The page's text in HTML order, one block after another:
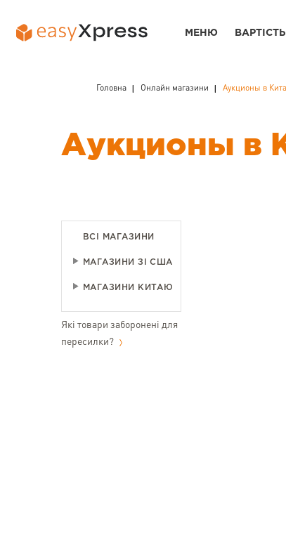
Аукционы в
Головна Онлайн магазини Аукционы в
ВСІ МАГАЗИНИ
МАГАЗИНИ ЗІ США
МАГАЗИНИ КИТАЮ
Які товари заборонені для
пересилки?
МЕНЮ ВАРТІСТЬ